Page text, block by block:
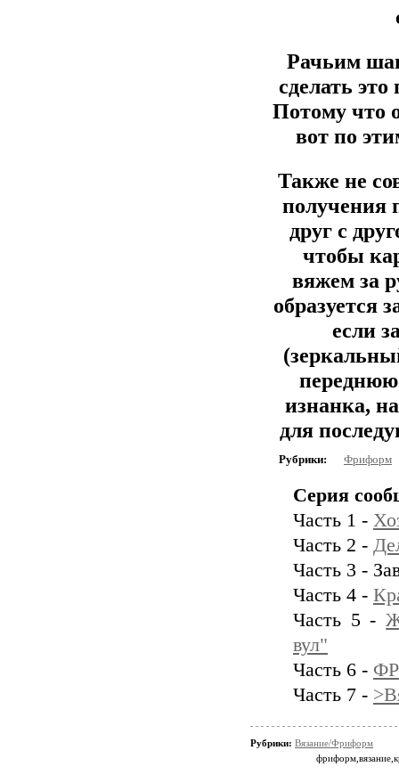
Рачьим
сделать
Потому что
вот по
Также не
получения
друг с
чтобы
вяжем за
образуется
если
переднюю
изнанка,
для
Рубрики: Фриформ
Серия
Часть 1 -
Часть 2 -
Часть 3 -
Часть 4 -
Часть 5 -
вул"
Часть 6 -
Часть 7 -
Рубрики: Вязание/Фриформ